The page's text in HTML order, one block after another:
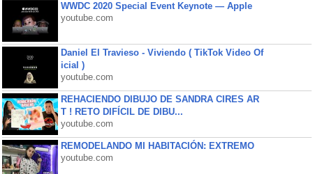
WWDC 2020 Special Event Keynote — Apple
youtube.com
Daniel El Travieso - Viviendo ( TikTok Video Of
icial )
youtube.com
REHACIENDO DIBUJO DE SANDRA CIRES AR
T ! RETO DIFÍCIL DE DIBU...
youtube.com
REMODELANDO MI HABITACIÓN: EXTREMO
youtube.com